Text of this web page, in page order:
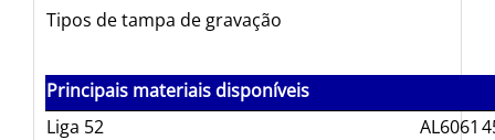
Tipos de tampa de gravação
Principais materiais disponíveis
Liga 52
AL6061